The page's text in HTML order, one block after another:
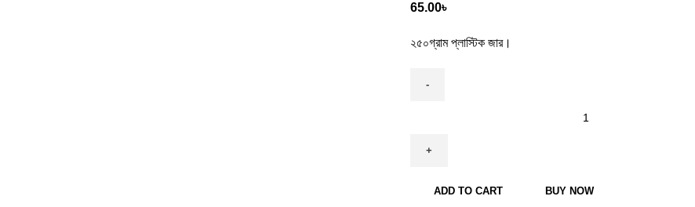
65.00৳
২৫০গ্রাম প্লাস্টিক জার।
ADD TO CART BUY NOW